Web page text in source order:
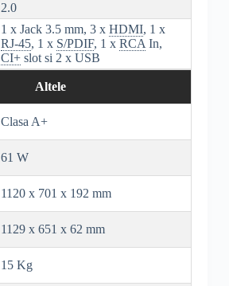
2.0
1 x Jack 3.5 mm, 3 x HDMI, 1 x
RJ-45, 1 x S/PDIF, 1 x RCA In,
CI+slot si 2 x USB
Altele
Clasa A+
61 W
1120 x 701 x 192 mm
1129 x 651 x 62 mm
15 Kg